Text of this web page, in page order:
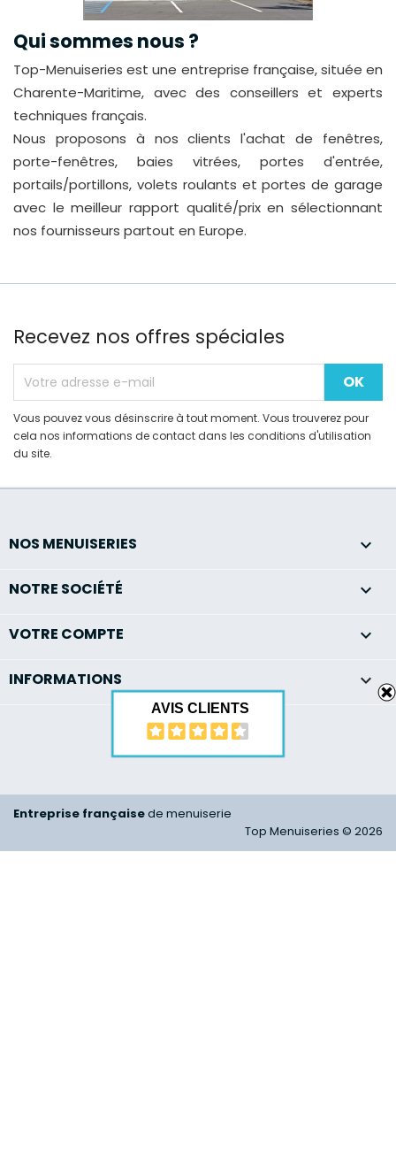
Qui sommes nous ?
Top-Menuiseries est une entreprise française, située en
Charente-Maritime, avec des conseillers et experts
techniques français.
Nous proposons à nos clients l'achat de fenêtres,
porte-fenêtres, baies vitrées, portes d'entrée,
portails/portillons, volets roulants et portes de garage
avec le meilleur rapport qualité/prix en sélectionnant
nos fournisseurs partout en Europe.
Recevez nos offres spéciales
Vous pouvez vous désinscrire à tout moment. Vous trouverez pour
cela nos informations de contact dans les conditions d'utilisation
du site.
NOS MENUISERIES 
NOTRE SOCIÉTÉ 
VOTRE COMPTE 
INFORMATIONS keyboard_arrow_down
AVIS CLIENTS
Entreprise françaisede menuiserie
Top Menuiseries © 2026